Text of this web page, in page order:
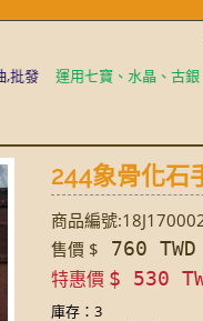
運用七寶、水晶、古銀、天
244象骨化石
商品編號
售價 $ 760
特惠價 $ 530
庫存：3